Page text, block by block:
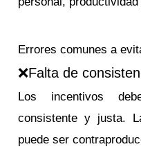
Errores comunes a
❌Falta de
Los incentivos
consistente y justa.
puede ser